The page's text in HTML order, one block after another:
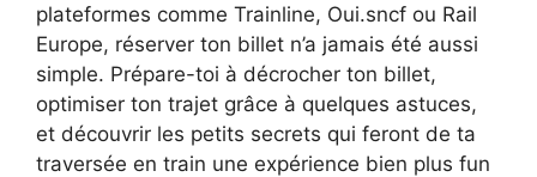
plateformes comme Trainline, Oui.sncf ou Rail
Europe, réserver ton billet n’a jamais été aussi
simple. Prépare-toi à décrocher ton billet,
optimiser ton trajet grâce à quelques astuces,
et découvrir les petits secrets qui feront de ta
traversée en train une expérience bien plus fun